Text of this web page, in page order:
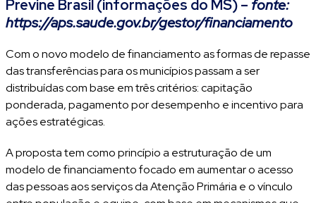
Previne Brasil (informações do MS) – fonte:
https://aps.saude.gov.br/gestor/financiamento
Com o novo modelo de financiamento as formas de repasse
das transferências para os municípios passam a ser
distribuídas com base em três critérios: capitação
ponderada, pagamento por desempenho e incentivo para
ações estratégicas.
A proposta tem como princípio a estruturação de um
modelo de financiamento focado em aumentar o acesso
das pessoas aos serviços da Atenção Primária e o vínculo